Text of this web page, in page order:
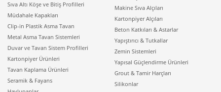
Sıva Altı Köşe ve Bitiş Profilleri
Müdahale Kapakları
Clip-in Plastik Asma Tavan
Metal Asma Tavan Sistemleri
Duvar ve Tavan Sistem Profilleri
Kartonpiyer Ürünleri
Tavan Kaplama Ürünleri
Seramik & Fayans
Makine Sıva Alçıları
Kartonpiyer Alçıları
Beton Katkıları & Astarlar
Yapıştırıcı & Tutkallar
Zemin Sistemleri
Yapısal Güçlendirme Ürünleri
Grout & Tamir Harçları
Silikonlar